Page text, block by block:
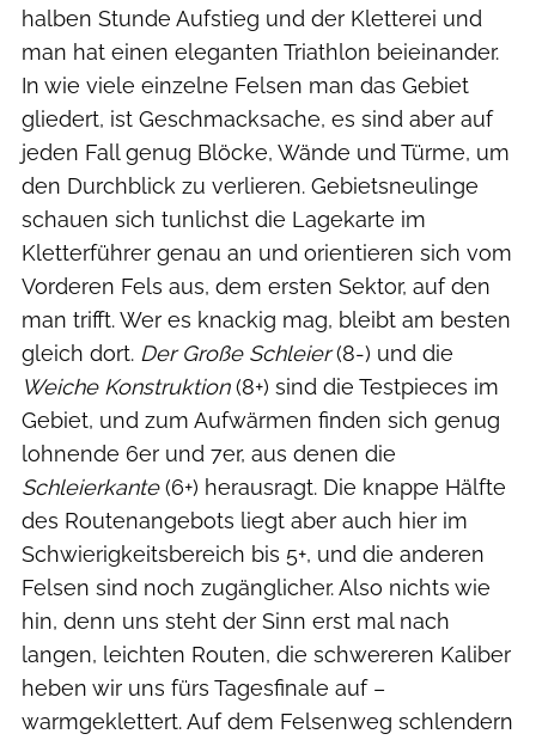
halben Stunde Aufstieg und der Kletterei und
man hat einen eleganten Triathlon beieinander.
In wie viele einzelne Felsen man das Gebiet
gliedert, ist Geschmacksache, es sind aber auf
jeden Fall genug Blöcke, Wände und Türme, um
den Durchblick zu verlieren. Gebietsneulinge
schauen sich tunlichst die Lagekarte im
Kletterführer genau an und orientieren sich vom
Vorderen Fels aus, dem ersten Sektor, auf den
man trifft. Wer es knackig mag, bleibt am besten
gleich dort. Der Große Schleier(8-) und die
Weiche Konstruktion(8+) sind die Testpieces im
Gebiet, und zum Aufwärmen finden sich genug
lohnende 6er und 7er, aus denen die
Schleierkante(6+) herausragt. Die knappe Hälfte
des Routenangebots liegt aber auch hier im
Schwierigkeitsbereich bis 5+, und die anderen
Felsen sind noch zugänglicher. Also nichts wie
hin, denn uns steht der Sinn erst mal nach
langen, leichten Routen, die schwereren Kaliber
heben wir uns fürs Tagesfinale auf –
warmgeklettert. Auf dem Felsenweg schlendern